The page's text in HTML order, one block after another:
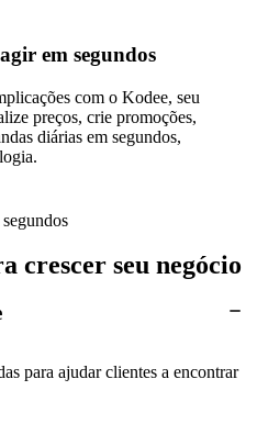
em segundos
com o Kodee, seu
preços, crie promoções,
diárias em segundos,
crescer seu negócio
para ajudar clientes a encontrar